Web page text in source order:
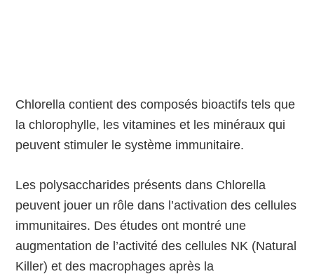
Chlorella contient des composés bioactifs tels que
la chlorophylle, les vitamines et les minéraux qui
peuvent stimuler le système immunitaire.
Les polysaccharides présents dans Chlorella
peuvent jouer un rôle dans l’activation des cellules
immunitaires. Des études ont montré une
augmentation de l’activité des cellules NK (Natural
Killer) et des macrophages après la